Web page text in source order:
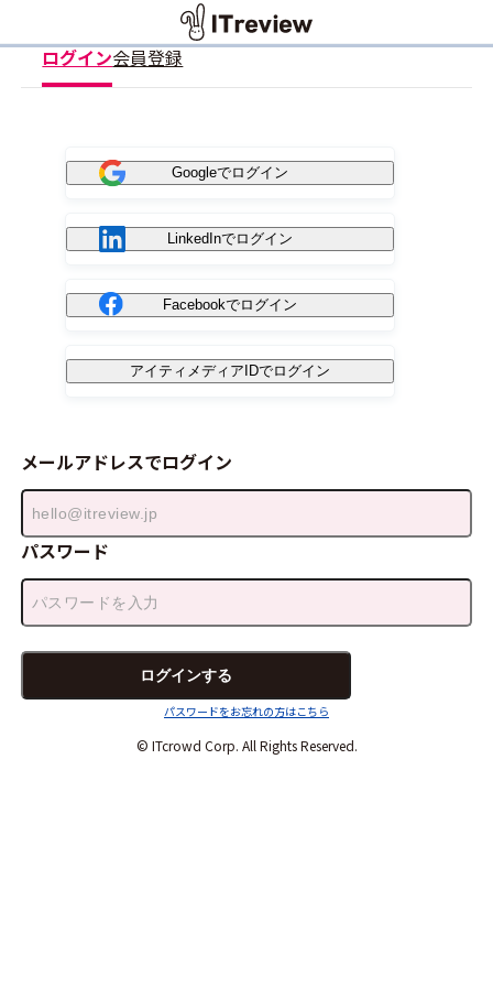
ログイン会員登録
Googleでログイン
LinkedInでログイン
Facebookでログイン
アイティメディアIDでログイン
メールアドレスでログイン
パスワード
パスワードをお忘れの方はこちら
© ITcrowd Corp. All Rights Reserved.